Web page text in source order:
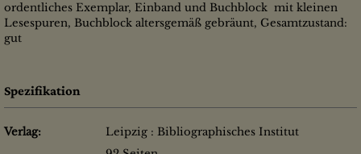
ordentliches Exemplar, Einband und Buchblock mit kleinen
Lesespuren, Buchblock altersgemäß gebräunt, Gesamtzustand:
gut
Spezifikation
Verlag:
Leipzig : Bibliographisches Institut